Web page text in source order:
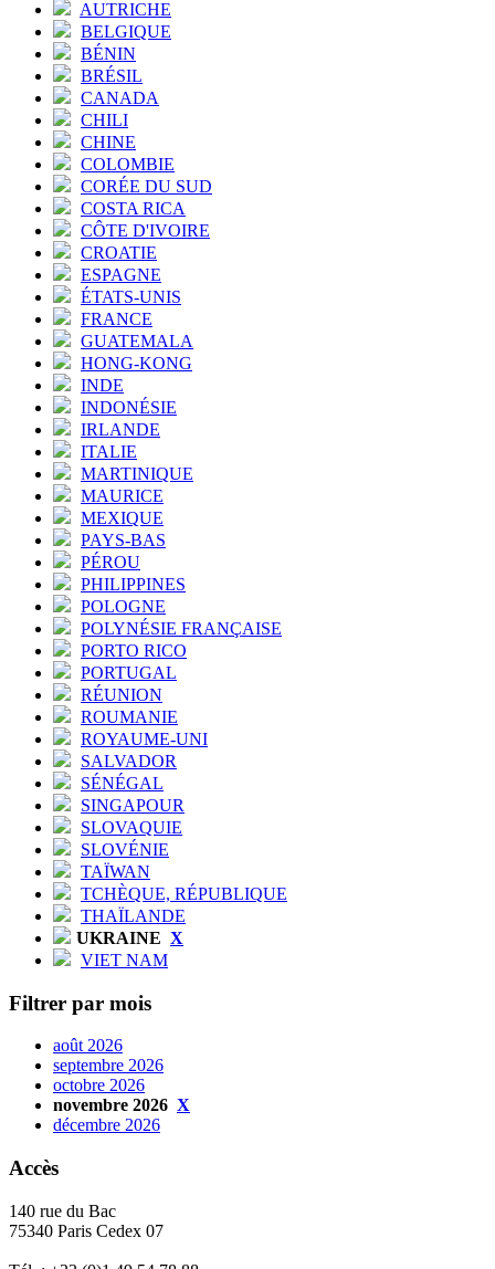
AUTRICHE
BELGIQUE
BÉNIN
BRÉSIL
CANADA
CHILI
CHINE
COLOMBIE
CORÉE DU SUD
COSTA RICA
CÔTE D'IVOIRE
CROATIE
ESPAGNE
ÉTATS-UNIS
FRANCE
GUATEMALA
HONG-KONG
INDE
INDONÉSIE
IRLANDE
ITALIE
MARTINIQUE
MAURICE
MEXIQUE
PAYS-BAS
PÉROU
PHILIPPINES
POLOGNE
POLYNÉSIE FRANÇAISE
PORTO RICO
PORTUGAL
RÉUNION
ROUMANIE
ROYAUME-UNI
SALVADOR
SÉNÉGAL
SINGAPOUR
SLOVAQUIE
SLOVÉNIE
TAÏWAN
TCHÈQUE, RÉPUBLIQUE
THAÏLANDE
UKRAINE X
VIET NAM
Filtrer par mois
août 2026
septembre 2026
octobre 2026
novembre 2026 X
décembre 2026
Accès
140 rue du Bac
75340 Paris Cedex 07